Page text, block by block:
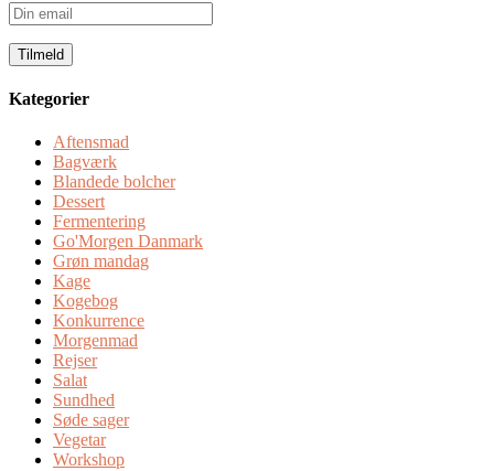
Din
email
Kategorier
Aftensmad
Bagværk
Blandede bolcher
Dessert
Fermentering
Go'Morgen Danmark
Grøn mandag
Kage
Kogebog
Konkurrence
Morgenmad
Rejser
Salat
Sundhed
Søde sager
Vegetar
Workshop